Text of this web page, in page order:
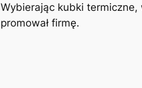
Wybierając kubki termiczne,
promował firmę.